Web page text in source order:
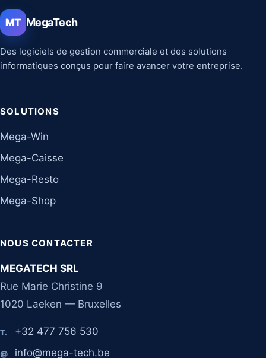
MT MegaTech
Des logiciels de gestion commerciale et des solutions
informatiques conçus pour faire avancer votre entreprise.
SOLUTIONS
Mega-Win
Mega-Caisse
Mega-Resto
Mega-Shop
NOUS CONTACTER
MEGATECH SRL
Rue Marie Christine 9
1020 Laeken — Bruxelles
T. +32 477 756 530
@ info@mega-tech.be